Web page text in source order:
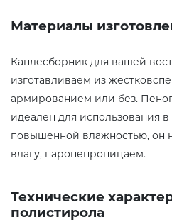
Материалы
Каплесборник для вашей
изготавливаем из
армированием или без.
идеален для использования
повышенной влажностью, он
влагу, паронепроницаем.
Технические
полистирола